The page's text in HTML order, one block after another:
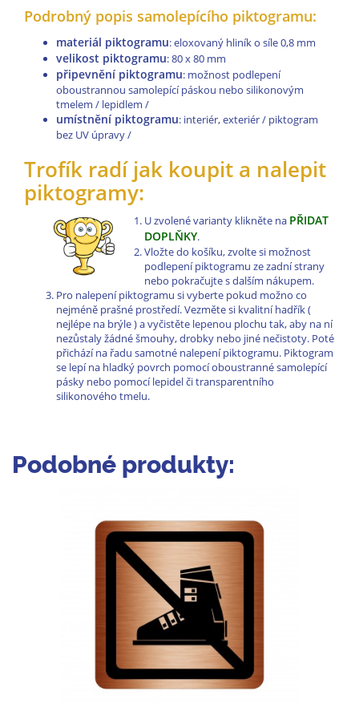
Podrobný popis samolepícího piktogramu:
materiál piktogramu: eloxovaný hliník o síle 0,8 mm
velikost piktogramu: 80 x 80 mm
připevnění piktogramu: možnost podlepení
oboustrannou samolepící páskou nebo silikonovým
tmelem / lepidlem /
umístnění piktogramu: interiér, exteriér / piktogram
bez UV úpravy /
Trofík radí jak koupit a nalepit
piktogramy:
U zvolené varianty klikněte na PŘIDAT
DOPLŇKY.
Vložte do košíku, zvolte si možnost
podlepení piktogramu ze zadní strany
nebo pokračujte s dalším nákupem.
Pro nalepení piktogramu si vyberte pokud možno co
nejméně prašné prostředí. Vezměte si kvalitní hadřík (
nejlépe na brýle ) a vyčistěte lepenou plochu tak, aby na ní
nezůstaly žádné šmouhy, drobky nebo jiné nečistoty. Poté
přichází na řadu samotné nalepení piktogramu. Piktogram
se lepí na hladký povrch pomocí oboustranné samolepící
pásky nebo pomocí lepidel či transparentního
silikonového tmelu.
Podobné produkty: